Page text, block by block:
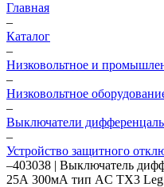
Главная
–
Каталог
–
Низковольтное и
–
Низковольтное
–
Выключатели
–
Устройство защитного
–403038 | Выключатель
25А 300мА тип AC TX3 Leg